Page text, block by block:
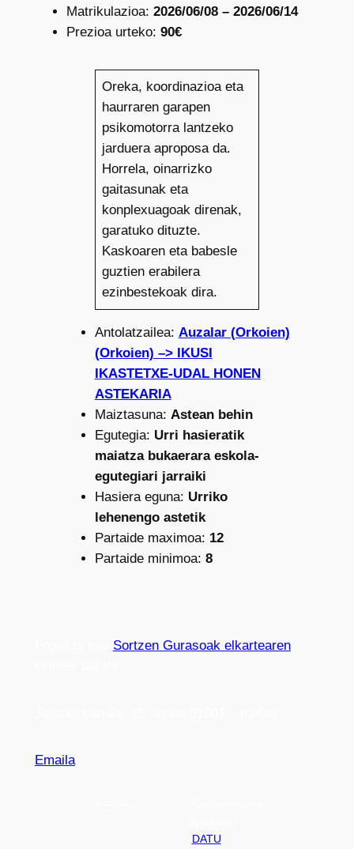
Matrikulazioa: 2026/06/08 – 2026/06/14
Prezioa urteko: 90€
Oreka, koordinazioa eta
haurraren garapen
psikomotorra lantzeko
jarduera aproposa da.
Horrela, oinarrizko
gaitasunak eta
konplexuagoak direnak,
garatuko dituzte.
Kaskoaren eta babesle
guztien erabilera
ezinbestekoak dira.
Antolatzailea: Auzalar (Orkoien)
(Orkoien) –> IKUSI
IKASTETXE-UDAL HONEN
ASTEKARIA
Maiztasuna: Astean behin
Egutegia: Urri hasieratik
maiatza bukaerara eskola-
egutegiari jarraiki
Hasiera eguna: Urriko
lehenengo astetik
Partaide maximoa: 12
Partaide minimoa: 8
Sortzen Gurasoak elkartearen
Emaila
DATU